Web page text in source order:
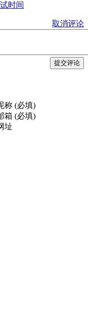
时间
取消评论
提交评论
称 (必填)
箱 (必填)
址